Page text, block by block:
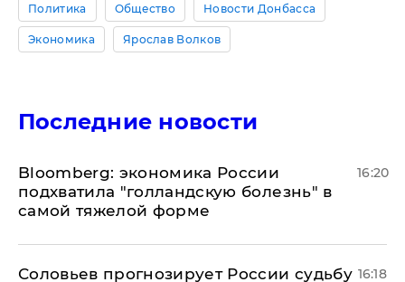
Политика Общество Новости Донбасса
Экономика Ярослав Волков
Последние новости
Bloomberg: экономика России
подхватила "голландскую болезнь" в
самой тяжелой форме
16:20
Соловьев прогнозирует России судьбу 16:18